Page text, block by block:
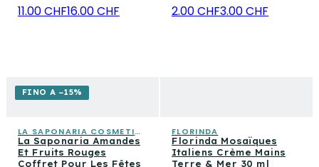
11.00 CHF16.00 CHF 2.00 CHF3.00 CHF
FINO A −15%
LA SAPONARIA COSMETICA CONSAPEVOLE
La Saponaria Amandes
Et Fruits Rouges
Coffret Pour Les Fêtes
FLORINDA
Florinda Mosaïques
Italiens Crème Mains
Terre & Mer 30 ml